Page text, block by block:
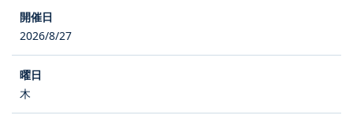
2026/8/27
木